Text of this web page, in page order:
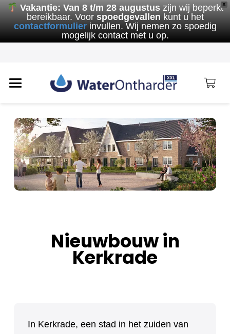
X
Vakantie: Van 8 t/m 28 augustuszijn wij beperkt
bereikbaar. Voor spoedgevallen kunt u het
contactformulierinvullen. Wij nemen zo spoedig
mogelijk contact met u op.
Nieuwbouw in
Kerkrade
In Kerkrade, een stad in het zuiden van